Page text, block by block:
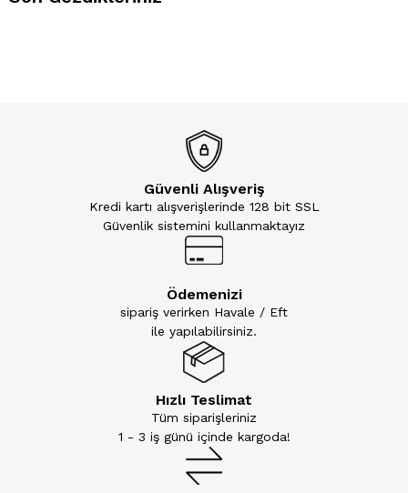
Güvenli Alışveriş
Kredi kartı alışverişlerinde 128 bit SSL
Güvenlik sistemini kullanmaktayız
Ödemenizi
sipariş verirken Havale / Eft
ile yapılabilirsiniz.
Hızlı Teslimat
Tüm siparişleriniz
1 - 3 iş günü içinde kargoda!